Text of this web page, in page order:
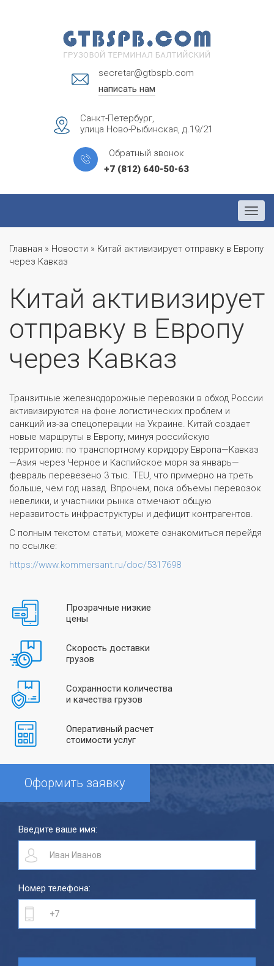
secretar@gtbspb.com
написать нам
Санкт-Петербург,
улица Ново-Рыбинская, д.19/21
Обратный звонок
+7 (812) 640-50-63
Menu
Главная » Новости » Китай активизирует отправку в Европу
через Кавказ
Китай активизирует
отправку в Европу
через Кавказ
Транзитные железнодорожные перевозки в обход России
активизируются на фоне логистических проблем и
санкций из-за спецоперации на Украине. Китай создает
новые маршруты в Европу, минуя российскую
территорию: по транспортному коридору Европа—Кавказ
—Азия через Черное и Каспийское моря за январь—
февраль перевезено 3 тыс. TEU, что примерно на треть
больше, чем год назад. Впрочем, пока объемы перевозок
невелики, и участники рынка отмечают общую
неразвитость инфраструктуры и дефицит контрагентов.
С полным текстом статьи, можете ознакомиться перейдя
по ссылке:
https://www.kommersant.ru/doc/5317698
Прозрачные низкие
цены
Скорость доставки
грузов
Сохранности количества
и качества грузов
Оперативный расчет
стоимости услуг
Оформить заявку
Введите ваше имя:
Номер телефона: